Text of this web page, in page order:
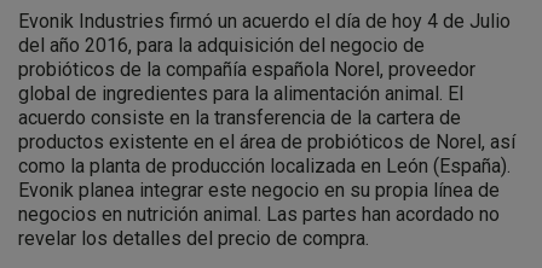
Evonik Industries firmó un acuerdo el día de hoy 4 de Julio
del año 2016, para la adquisición del negocio de
probióticos de la compañía española Norel, proveedor
global de ingredientes para la alimentación animal. El
acuerdo consiste en la transferencia de la cartera de
productos existente en el área de probióticos de Norel, así
como la planta de producción localizada en León (España).
Evonik planea integrar este negocio en su propia línea de
negocios en nutrición animal. Las partes han acordado no
revelar los detalles del precio de compra.